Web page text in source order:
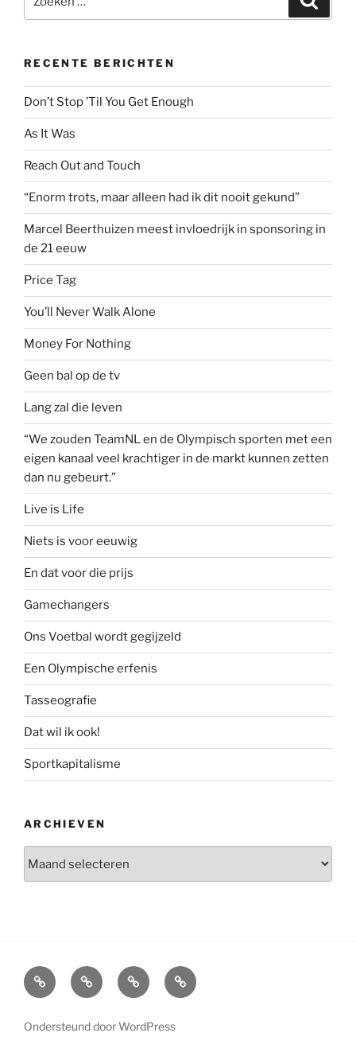
naar:
RECENTE BERICHTEN
Don’t Stop ’Til You Get Enough
As It Was
Reach Out and Touch
“Enorm trots, maar alleen had ik dit nooit gekund”
Marcel Beerthuizen meest invloedrijk in sponsoring in
de 21 eeuw
Price Tag
You’ll Never Walk Alone
Money For Nothing
Geen bal op de tv
Lang zal die leven
“We zouden TeamNL en de Olympisch sporten met een
eigen kanaal veel krachtiger in de markt kunnen zetten
dan nu gebeurt.”
Live is Life
Niets is voor eeuwig
En dat voor die prijs
Gamechangers
Ons Voetbal wordt gegijzeld
Een Olympische erfenis
Tasseografie
Dat wil ik ook!
Sportkapitalisme
ARCHIEVEN
Home InterviewBoeken Over
Marcel
Ondersteund door WordPress